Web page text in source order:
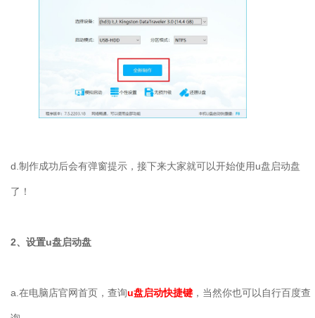
d.制作成功后会有弹窗提示，接下来大家就可以开始使用u盘启动盘
了！
2、设置u盘启动盘
a.在电脑店官网首页，查询u盘启动快捷键 ，当然你也可以自行百度查